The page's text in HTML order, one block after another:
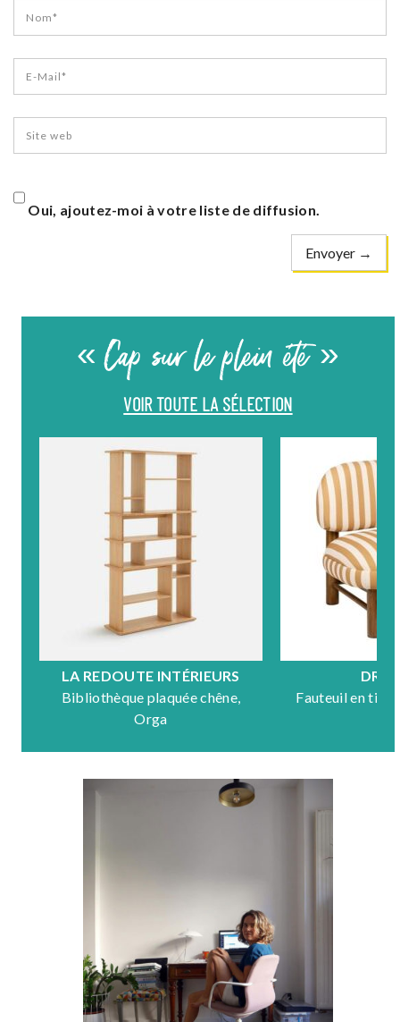
Oui, ajoutez-moi à votre liste de diffusion.
« Cap sur le plein été »
VOIR TOUTE LA SÉLECTION
LA REDOUTE INTÉRIEURS
Bibliothèque plaquée chêne,
Orga
Fauteuil en